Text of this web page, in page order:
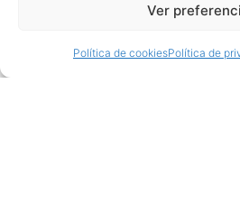
Ver
Política de cookiesPolítica de